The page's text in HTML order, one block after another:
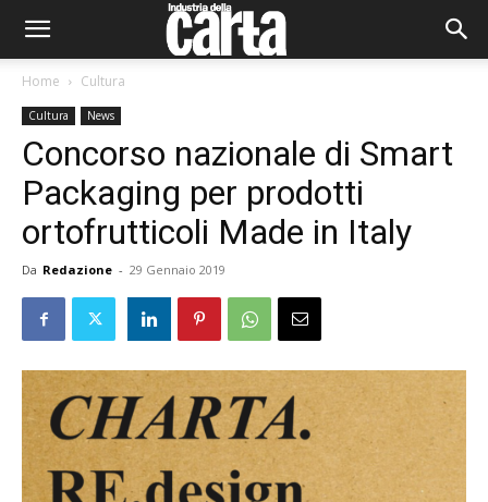
Home Cultura
Cultura News
Concorso nazionale di Smart
Packaging per prodotti
ortofrutticoli Made in Italy
Da Redazione - 29 Gennaio 2019